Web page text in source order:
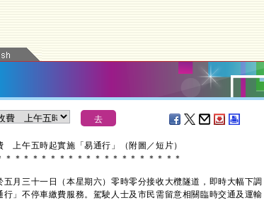
上午五時起實施「易通行」（附圖／短片）
＊ ＊ ＊ ＊ ＊ ＊ ＊ ＊ ＊ ＊ ＊ ＊ ＊ ＊ ＊ ＊ ＊ ＊ ＊ ＊
三十一日（本星期六）零時零分接收大欖隧道，即時大幅下調
」不停車繳費服務。駕駛人士及市民需留意相關臨時交通及運輸